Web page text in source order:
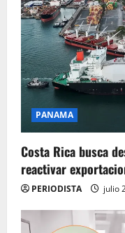
PANAMA
Costa Rica busca
reactivar
PERIODISTA julio